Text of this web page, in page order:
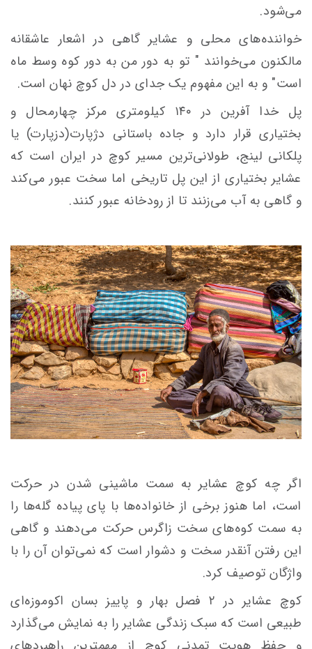
می‌شود.
خواننده‌های محلی و عشایر گاهی در اشعار عاشقانه
مالکنون می‌خوانند " تو به دور من به دور کوه وسط ماه
است" و به این مفهوم یک جدای در دل کوچ نهان است.
پل خدا آفرین در ۱۴۰ کیلومتری مرکز چهارمحال و
بختیاری قرار دارد و جاده باستانی دژپارت(دزپارت) یا
پلکانی لینج، طولانی‌ترین مسیر کوچ در ایران است که
عشایر بختیاری از این پل تاریخی اما سخت عبور می‌کند
و گاهی به آب می‌زنند تا از رودخانه عبور کنند.
اگر چه کوچ عشایر به سمت ماشینی شدن در حرکت
است، اما هنوز برخی از خانواده‌ها با پای پیاده گله‌ها را
به سمت کوه‌های سخت زاگرس حرکت می‌دهند و گاهی
این رفتن آنقدر سخت و دشوار است که نمی‌توان آن را با
واژگان توصیف کرد.
کوچ عشایر در ۲ فصل بهار و پاییز بسان اکوموزه‌ای
طبیعی است که سبک زندگی عشایر را به نمایش می‌گذارد